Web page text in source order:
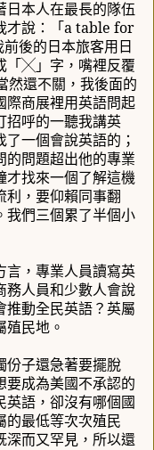
日本人在最長的隊伍
才說：「a table for
後的日本旅客用日
「╳」字，嘴裡反覆
然還不關，我後面的
際商展裡用英語問起
招呼的一聽我講英
了一個會說英語的；
的問題超出他的專業
才找來一個了解這機
利，要仰賴同事翻
我們三個累了半個小
言，專業人員讀寫英
務人員和少數人會說
推動全民英語？英屬
民地。
份子還急著要擺脫
要成為美國不承認的
英語，卻沒有哪個國
的最低等次次殖民
深而又罕見，所以還